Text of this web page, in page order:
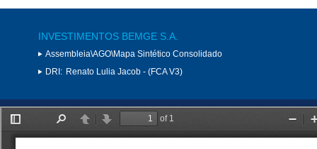
INVESTIMENTOS BEMGE S.A.
Assembleia\AGO\Mapa Sintético Consolidado
DRI: Renato Lulia Jacob - (FCA V3)